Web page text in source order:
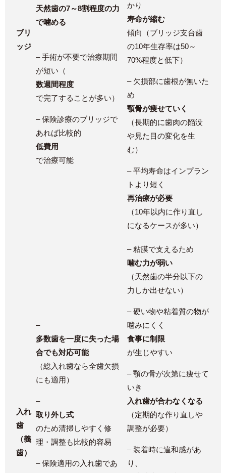
ブリ
ッジ
天然歯の7～8割程度の力
で噛める
– 手術が不要で治療期間
が短い（
数週間程度
で完了することが多い）​
– 保険診療のブリッジで
あれば比較的
低費用
で治療可能
かり
寿命が縮む
傾向（ブリッジ支台歯
の10年生存率は50～
70%程度と低下）​
– 欠損部に歯根が無いた
め
顎骨が痩せていく
（長期的に歯肉の陥没
や見た目の変化を生
む）​
– 平均寿命はインプラン
トより短く
再治療が必要
（10年以内に作り直し
になるケースが多い）​
入れ
歯
（義
歯）
–
多数歯を一度に失った場
合でも対応可能
（総入れ歯なら全歯欠損
にも適用）
–
取り外し式
のため清掃しやすく修
理・調整も比較的容易
– 保険適用の入れ歯であ
– 粘膜で支えるため
噛む力が弱い
（天然歯の半分以下の
力しか出せない）​
– 硬い物や粘着質の物が
噛みにくく
食事に制限
が生じやすい​
– 顎の骨が次第に痩せて
いき
入れ歯が合わなくなる
（定期的な作り直しや
調整が必要）
– 装着時に違和感があ
り、